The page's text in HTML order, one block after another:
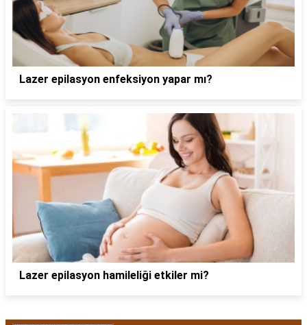
Lazer epilasyon enfeksiyon yapar mı?
Lazer epilasyon hamileliği etkiler mi?